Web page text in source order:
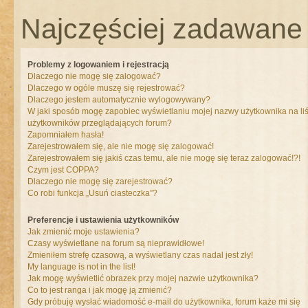
Najczęściej
Problemy z logowaniem i rejestracją
Dlaczego nie mogę się zalogować?
Dlaczego w ogóle muszę się rejestrować?
Dlaczego jestem automatycznie wylogowywany?
W jaki sposób mogę zapobiec wyświetlaniu mojej nazwy użytkownika na
użytkowników przeglądających forum?
Zapomniałem hasła!
Zarejestrowałem się, ale nie mogę się zalogować!
Zarejestrowałem się jakiś czas temu, ale nie mogę się teraz zalogować!?!
Czym jest COPPA?
Dlaczego nie mogę się zarejestrować?
Co robi funkcja „Usuń ciasteczka”?
Preferencje i ustawienia użytkowników
Jak zmienić moje ustawienia?
Czasy wyświetlane na forum są nieprawidłowe!
Zmieniłem strefę czasową, a wyświetlany czas nadal jest zły!
My language is not in the list!
Jak mogę wyświetlić obrazek przy mojej nazwie użytkownika?
Co to jest ranga i jak mogę ją zmienić?
Gdy próbuję wysłać wiadomość e-mail do użytkownika, forum każe mi się